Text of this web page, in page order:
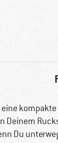
eine
Deinem
Du